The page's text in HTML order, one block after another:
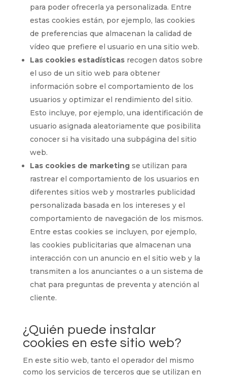
para poder ofrecerla ya personalizada. Entre
estas cookies están, por ejemplo, las cookies
de preferencias que almacenan la calidad de
vídeo que prefiere el usuario en una sitio web.
Las cookies estadísticasrecogen datos sobre
el uso de un sitio web para obtener
información sobre el comportamiento de los
usuarios y optimizar el rendimiento del sitio.
Esto incluye, por ejemplo, una identificación de
usuario asignada aleatoriamente que posibilita
conocer si ha visitado una subpágina del sitio
web.
Las cookies de marketingse utilizan para
rastrear el comportamiento de los usuarios en
diferentes sitios web y mostrarles publicidad
personalizada basada en los intereses y el
comportamiento de navegación de los mismos.
Entre estas cookies se incluyen, por ejemplo,
las cookies publicitarias que almacenan una
interacción con un anuncio en el sitio web y la
transmiten a los anunciantes o a un sistema de
chat para preguntas de preventa y atención al
cliente.
¿Quién puede instalar
cookies en este sitio web?
En este sitio web, tanto el operador del mismo
como los servicios de terceros que se utilizan en